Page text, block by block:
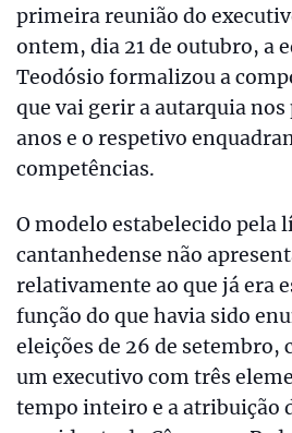
primeira reunião do
ontem, dia 21 de outubro, a
Teodósio formalizou a
que vai gerir a autarquia
anos e o respetivo
competências.
O modelo estabelecido pela
cantanhedense não
relativamente ao que já era
função do que havia sido
eleições de 26 de
um executivo com três
tempo inteiro e a atribuição